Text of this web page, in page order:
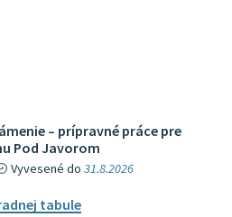
– prípravné práce pre
Pod Javorom
Vyvesené do31.8.2026
tabule